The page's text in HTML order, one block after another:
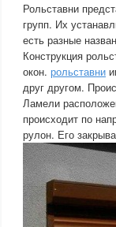
Рольставни
групп. Их
есть разные
Конструкция
окон. рольставни
друг другом.
Ламели
происходит по
рулон. Его